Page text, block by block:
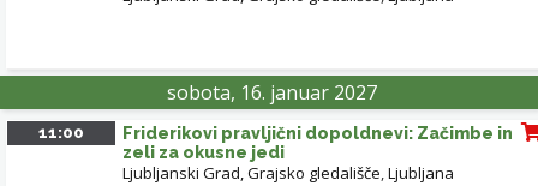
sobota, 16. januar 2027
11:00
Friderikovi pravljični dopoldnevi: Začimbe in
zeli za okusne jedi
Ljubljanski Grad, Grajsko gledališče,Ljubljana